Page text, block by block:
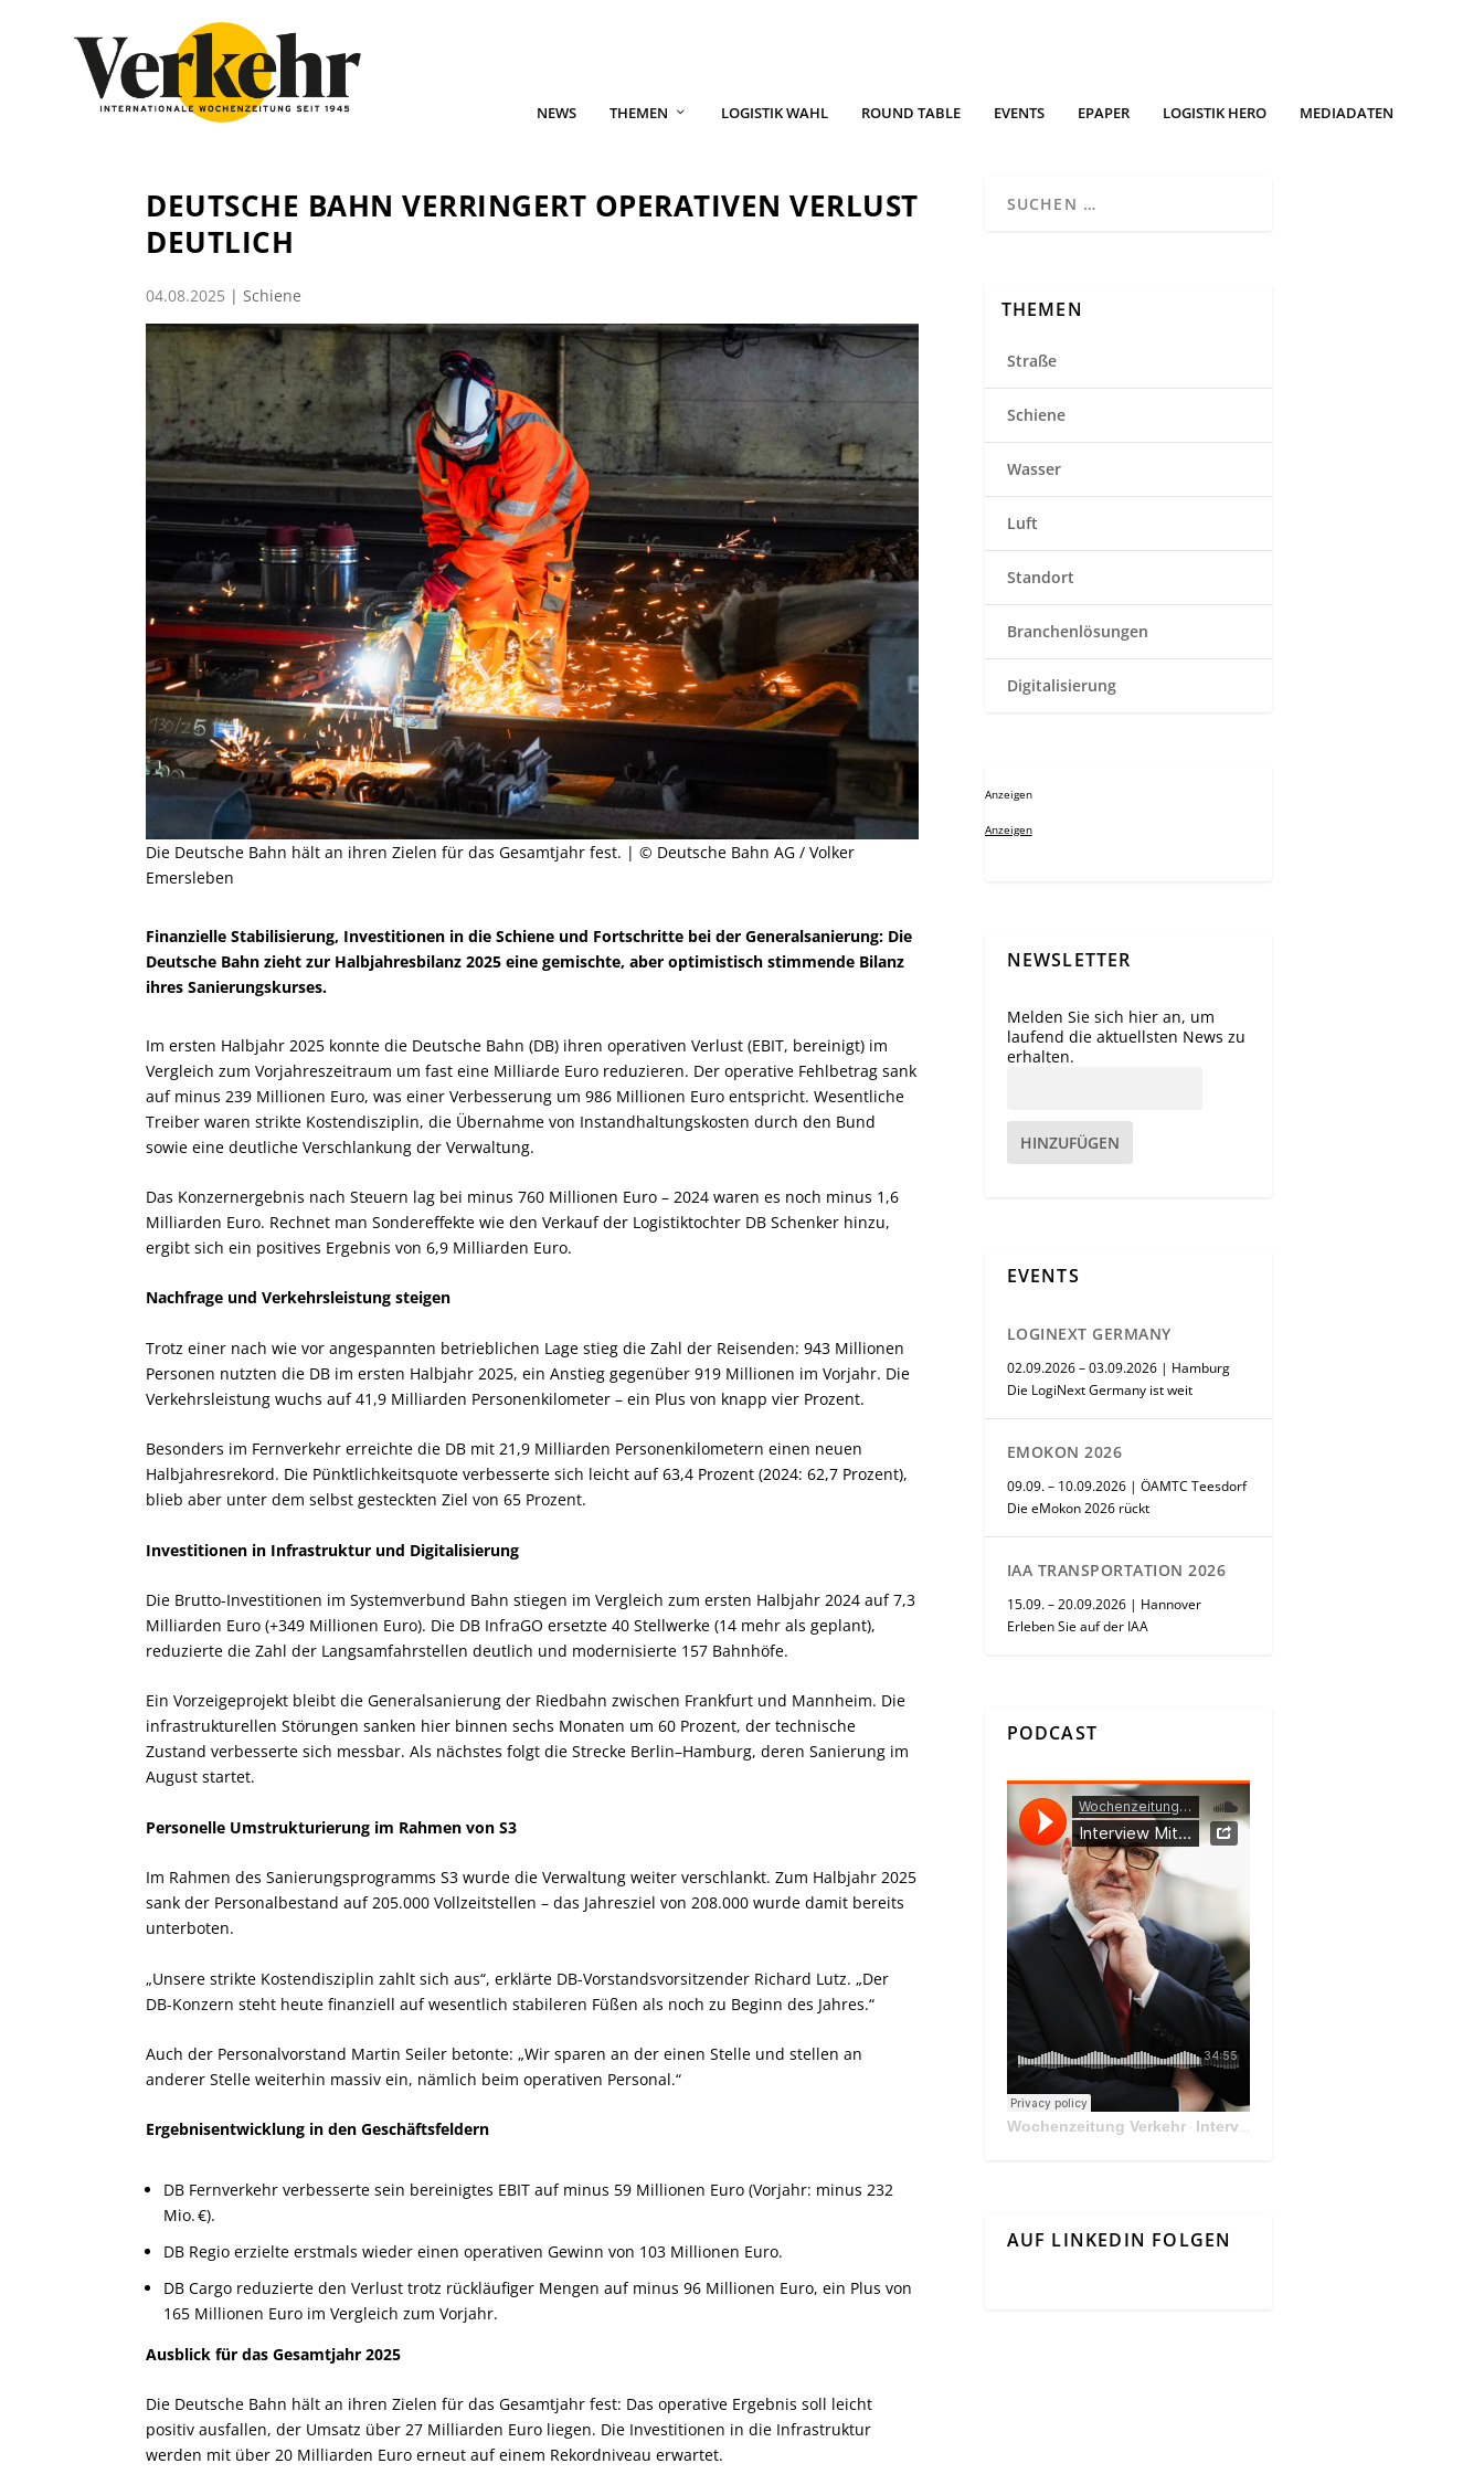
NEWS THEMEN LOGISTIK WAHL ROUND TABLE EVENTS EPAPER LOGISTIK HERO MEDIADATEN
DEUTSCHE BAHN VERRINGERT OPERATIVEN VERLUST
DEUTLICH
04.08.2025 | Schiene
Die Deutsche Bahn hält an ihren Zielen für das Gesamtjahr fest. | © Deutsche Bahn AG / Volker
Emersleben
Finanzielle Stabilisierung, Investitionen in die Schiene und Fortschritte bei der Generalsanierung: Die
Deutsche Bahn zieht zur Halbjahresbilanz 2025 eine gemischte, aber optimistisch stimmende Bilanz
ihres Sanierungskurses.
Im ersten Halbjahr 2025 konnte die Deutsche Bahn (DB) ihren operativen Verlust (EBIT, bereinigt) im
Vergleich zum Vorjahreszeitraum um fast eine Milliarde Euro reduzieren. Der operative Fehlbetrag sank
auf minus 239 Millionen Euro, was einer Verbesserung um 986 Millionen Euro entspricht. Wesentliche
Treiber waren strikte Kostendisziplin, die Übernahme von Instandhaltungskosten durch den Bund
sowie eine deutliche Verschlankung der Verwaltung.
Das Konzernergebnis nach Steuern lag bei minus 760 Millionen Euro – 2024 waren es noch minus 1,6
Milliarden Euro. Rechnet man Sondereffekte wie den Verkauf der Logistiktochter DB Schenker hinzu,
ergibt sich ein positives Ergebnis von 6,9 Milliarden Euro.
Nachfrage und Verkehrsleistung steigen
Trotz einer nach wie vor angespannten betrieblichen Lage stieg die Zahl der Reisenden: 943 Millionen
Personen nutzten die DB im ersten Halbjahr 2025, ein Anstieg gegenüber 919 Millionen im Vorjahr. Die
Verkehrsleistung wuchs auf 41,9 Milliarden Personenkilometer – ein Plus von knapp vier Prozent.
Besonders im Fernverkehr erreichte die DB mit 21,9 Milliarden Personenkilometern einen neuen
Halbjahresrekord. Die Pünktlichkeitsquote verbesserte sich leicht auf 63,4 Prozent (2024: 62,7 Prozent),
blieb aber unter dem selbst gesteckten Ziel von 65 Prozent.
Investitionen in Infrastruktur und Digitalisierung
Die Brutto-Investitionen im Systemverbund Bahn stiegen im Vergleich zum ersten Halbjahr 2024 auf 7,3
Milliarden Euro (+349 Millionen Euro). Die DB InfraGO ersetzte 40 Stellwerke (14 mehr als geplant),
reduzierte die Zahl der Langsamfahrstellen deutlich und modernisierte 157 Bahnhöfe.
Ein Vorzeigeprojekt bleibt die Generalsanierung der Riedbahn zwischen Frankfurt und Mannheim. Die
infrastrukturellen Störungen sanken hier binnen sechs Monaten um 60 Prozent, der technische
Zustand verbesserte sich messbar. Als nächstes folgt die Strecke Berlin–Hamburg, deren Sanierung im
August startet.
Personelle Umstrukturierung im Rahmen von S3
Im Rahmen des Sanierungsprogramms S3 wurde die Verwaltung weiter verschlankt. Zum Halbjahr 2025
sank der Personalbestand auf 205.000 Vollzeitstellen – das Jahresziel von 208.000 wurde damit bereits
unterboten.
„Unsere strikte Kostendisziplin zahlt sich aus“, erklärte DB-Vorstandsvorsitzender Richard Lutz. „Der
DB-Konzern steht heute finanziell auf wesentlich stabileren Füßen als noch zu Beginn des Jahres.“
Auch der Personalvorstand Martin Seiler betonte: „Wir sparen an der einen Stelle und stellen an
anderer Stelle weiterhin massiv ein, nämlich beim operativen Personal.“
Ergebnisentwicklung in den Geschäftsfeldern
DB Fernverkehr verbesserte sein bereinigtes EBIT auf minus 59 Millionen Euro (Vorjahr: minus 232
Mio. €).
DB Regio erzielte erstmals wieder einen operativen Gewinn von 103 Millionen Euro.
DB Cargo reduzierte den Verlust trotz rückläufiger Mengen auf minus 96 Millionen Euro, ein Plus von
165 Millionen Euro im Vergleich zum Vorjahr.
Ausblick für das Gesamtjahr 2025
Die Deutsche Bahn hält an ihren Zielen für das Gesamtjahr fest: Das operative Ergebnis soll leicht
positiv ausfallen, der Umsatz über 27 Milliarden Euro liegen. Die Investitionen in die Infrastruktur
werden mit über 20 Milliarden Euro erneut auf einem Rekordniveau erwartet.
THEMEN
Straße
Schiene
Wasser
Luft
Standort
Branchenlösungen
Digitalisierung
Anzeigen
Anzeigen
NEWSLETTER
Melden Sie sich hier an, um
laufend die aktuellsten News zu
erhalten.
HINZUFÜGEN
EVENTS
LOGINEXT GERMANY
02.09.2026 – 03.09.2026 | Hamburg
Die LogiNext Germany ist weit
EMOKON 2026
09.09. – 10.09.2026 | ÖAMTC Teesdorf
Die eMokon 2026 rückt
IAA TRANSPORTATION 2026
15.09. – 20.09.2026 | Hannover
Erleben Sie auf der IAA
PODCAST
Wochenzeitung Verkehr· Interview Mit Andreas Matthä, CEO der ÖBB Holding
AUF LINKEDIN FOLGEN